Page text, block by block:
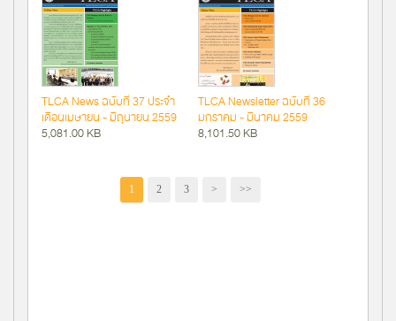
TLCA News ฉบับที่ 37 ประจำ
เดือนเมษายน - มิถุนายน 2559
5,081.00 KB
TLCA Newsletter ฉบับที่ 36
มกราคม - มีนาคม 2559
8,101.50 KB
1 2 3 > >>